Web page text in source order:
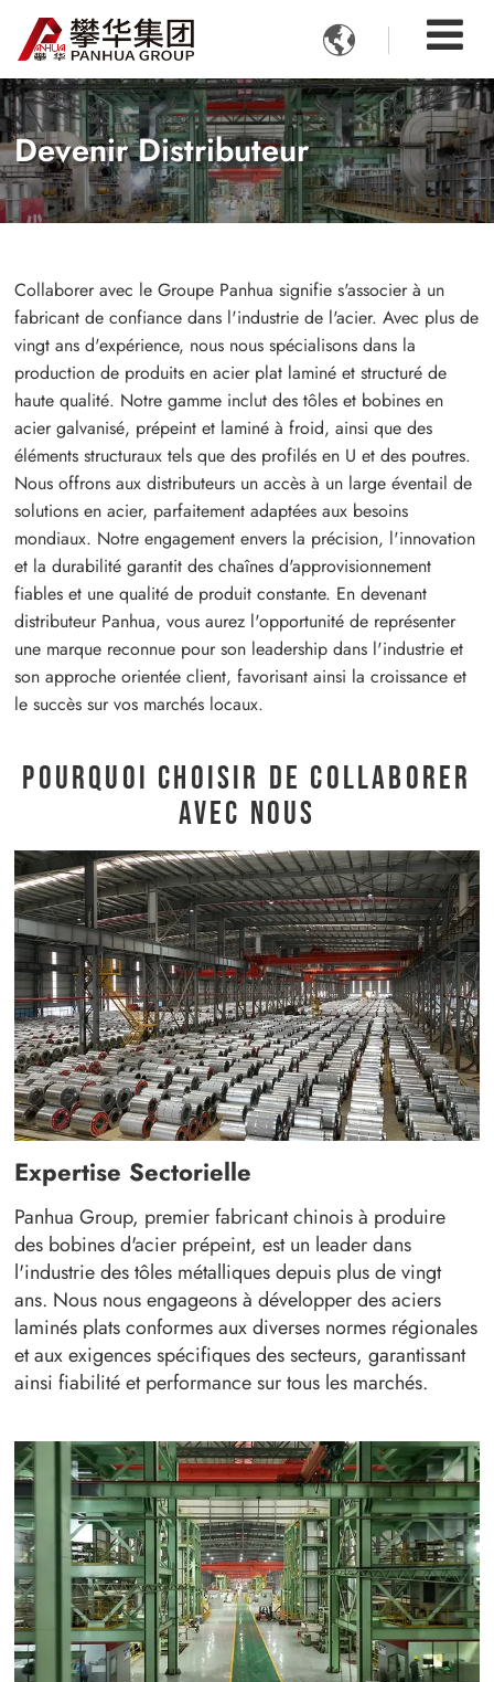

Devenir Distributeur
Collaborer avec le Groupe Panhua signifie s'associer à un
fabricant de confiance dans l'industrie de l'acier. Avec plus de
vingt ans d'expérience, nous nous spécialisons dans la
production de produits en acier plat laminé et structuré de
haute qualité. Notre gamme inclut des tôles et bobines en
acier galvanisé, prépeint et laminé à froid, ainsi que des
éléments structuraux tels que des profilés en U et des poutres.
Nous offrons aux distributeurs un accès à un large éventail de
solutions en acier, parfaitement adaptées aux besoins
mondiaux. Notre engagement envers la précision, l'innovation
et la durabilité garantit des chaînes d'approvisionnement
fiables et une qualité de produit constante. En devenant
distributeur Panhua, vous aurez l'opportunité de représenter
une marque reconnue pour son leadership dans l'industrie et
son approche orientée client, favorisant ainsi la croissance et
le succès sur vos marchés locaux.
Pourquoi choisir de collaborer
avec nous
Expertise Sectorielle
Panhua Group, premier fabricant chinois à produire
des bobines d'acier prépeint, est un leader dans
l'industrie des tôles métalliques depuis plus de vingt
ans. Nous nous engageons à développer des aciers
laminés plats conformes aux diverses normes régionales
et aux exigences spécifiques des secteurs, garantissant
ainsi fiabilité et performance sur tous les marchés.